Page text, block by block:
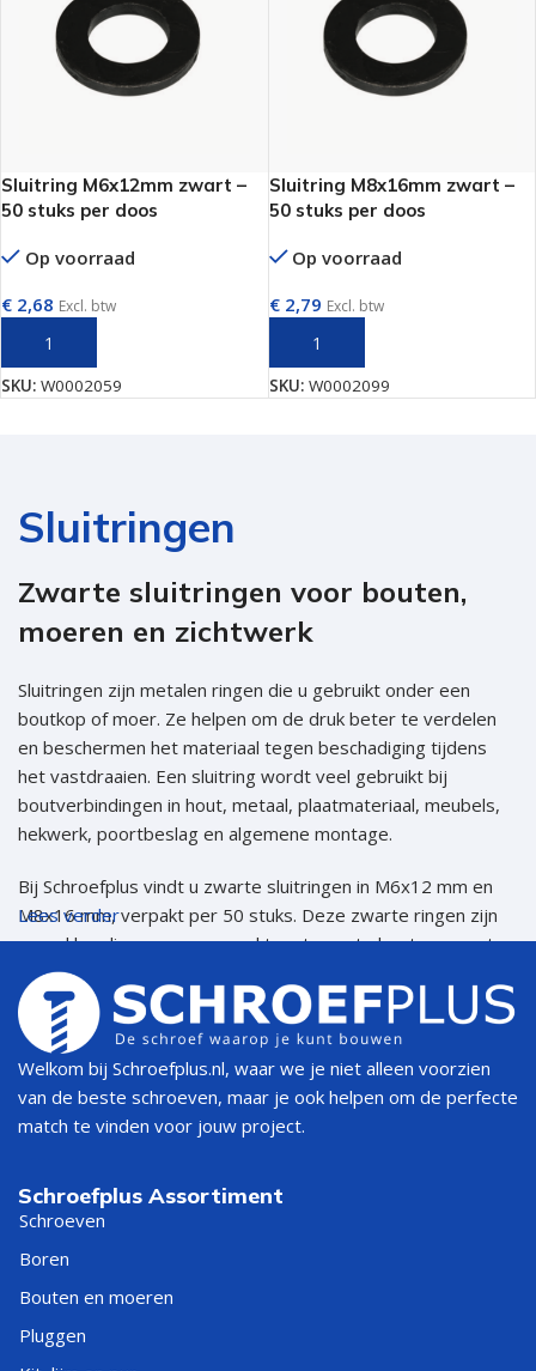
Sluitring M6x12mm zwart –
50 stuks per doos
Op voorraad
€ 2,68 Excl. btw
SKU: W0002059
Sluitring M8x16mm zwart –
50 stuks per doos
Op voorraad
€2,79 Excl. btw
SKU: W0002099
Sluitringen
Zwarte sluitringen voor bouten,
moeren en zichtwerk
Sluitringen zijn metalen ringen die u gebruikt onder een
boutkop of moer. Ze helpen om de druk beter te verdelen
en beschermen het materiaal tegen beschadiging tijdens
het vastdraaien. Een sluitring wordt veel gebruikt bij
boutverbindingen in hout, metaal, plaatmateriaal, meubels,
hekwerk, poortbeslag en algemene montage.
Bij Schroefplus vindt u zwarte sluitringen in M6x12 mm en
M8x16 mm, verpakt per 50 stuks. Deze zwarte ringen zijn
vooral handig wanneer u werkt met zwarte bouten, zwarte
moeren, zwart poortbeslag, zwarte meubels of ander
zichtwerk waarbij de afwerking netjes moet aansluiten.
Snel de juiste zwarte sluitring
kiezen
BOUTMAAT
SLUITRING
M8 bout
Lees verder
Welkom bij Schroefplus.nl, waar we je niet alleen voorzien
van de beste schroeven, maar je ook helpen om de perfecte
match te vinden voor jouw project.
Schroefplus Assortiment
Schroeven
Boren
Bouten en moeren
Pluggen